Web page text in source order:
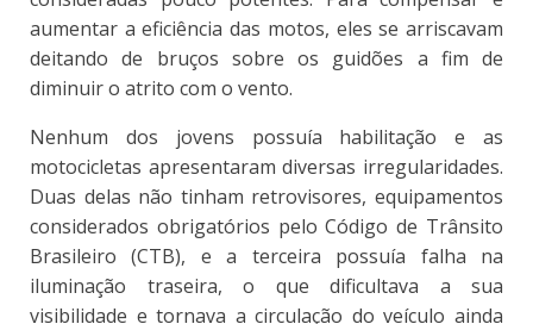
aumentar a eficiência das motos, eles se arriscavam
deitando de bruços sobre os guidões a fim de
diminuir o atrito com o vento.
Nenhum dos jovens possuía habilitação e as
motocicletas apresentaram diversas irregularidades.
Duas delas não tinham retrovisores, equipamentos
considerados obrigatórios pelo Código de Trânsito
Brasileiro (CTB), e a terceira possuía falha na
iluminação traseira, o que dificultava a sua
visibilidade e tornava a circulação do veículo ainda